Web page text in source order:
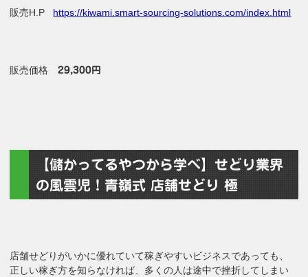
販売H.P https://kiwami.smart-sourcing-solutions.com/index.html
販売価格29,300円
【儲かってるやつから学べ】せどり業界
の風雲児！青嶺式 店舗せどり 極
店舗せどりがいかに優れていて稼ぎやすいビジネスであっても、
正しい稼ぎ方を知らなければ、多くの人は途中で挫折してしまい